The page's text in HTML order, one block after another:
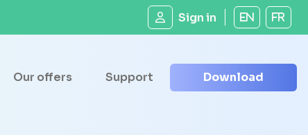
Sign in EN FR
Our offers Support Download